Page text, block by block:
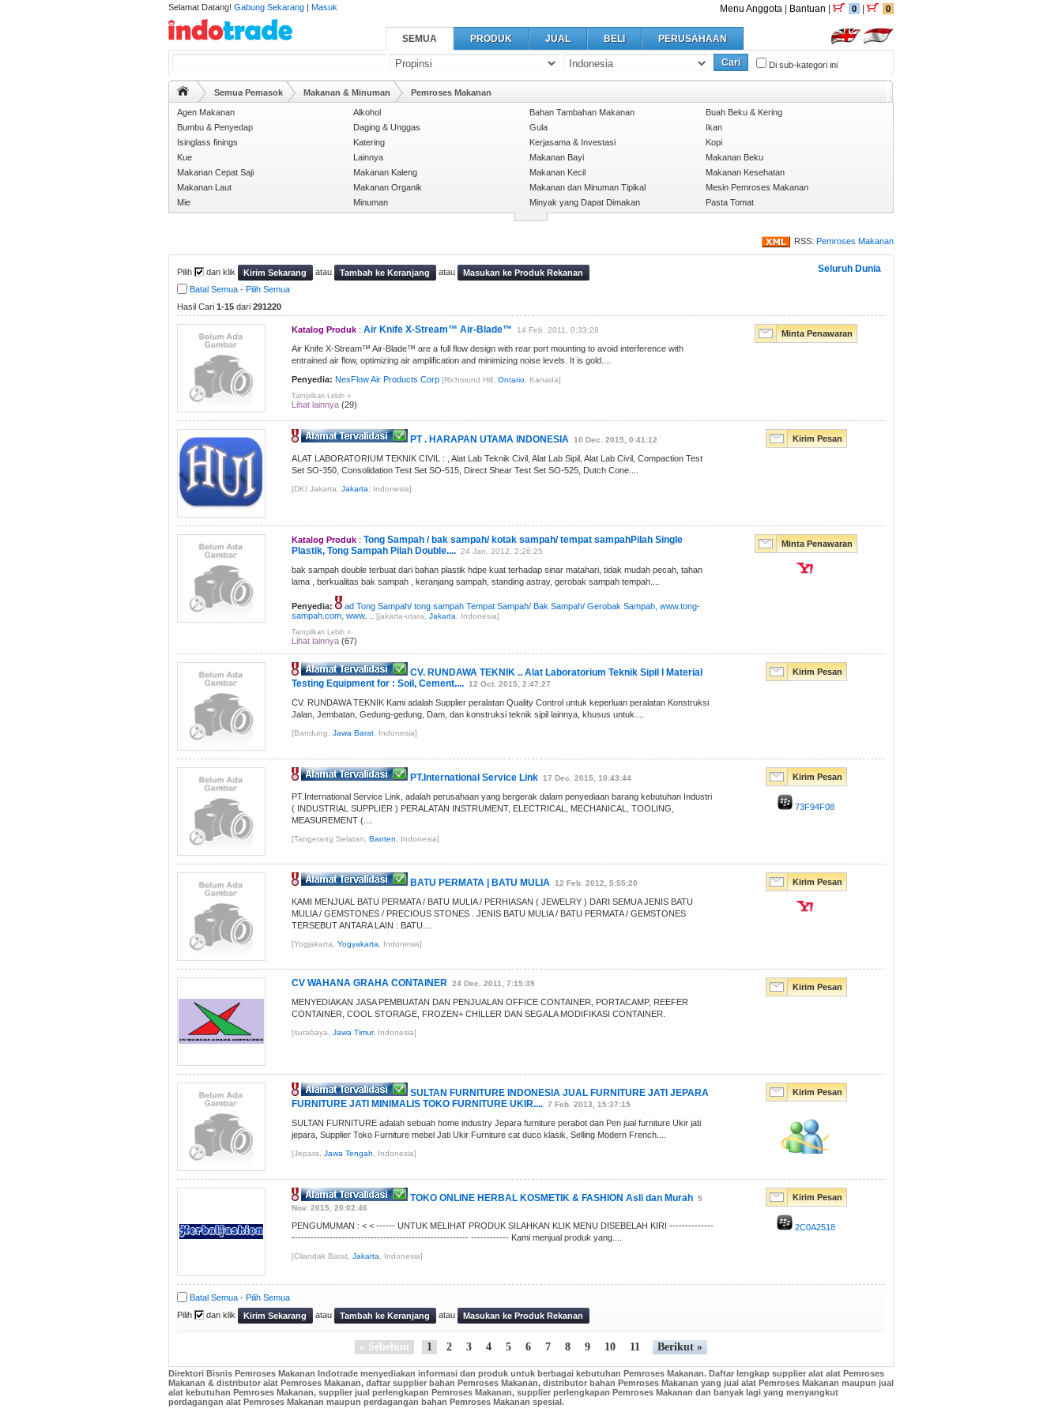
Selamat Datang! Gabung Sekarang | Masuk Menu Anggota Bantuan 0 0
SEMUA PRODUK JUAL BELI PERUSAHAAN
Cari Di sub-kategori ini
Semua Pemasok Makanan & Minuman Pemroses Makanan
Agen Makanan Alkohol Bahan Tambahan Makanan
Buah Beku & Kering
Bumbu & Penyedap
Daging & Unggas Gula
Ikan
Isinglass finings
Katering Kerjasama & Investasi
Kopi
Kue
Lainnya Makanan Bayi
Makanan Beku
Makanan Cepat Saji
Makanan Kaleng Makanan Kecil
Makanan Kesehatan
Makanan Laut
Makanan Organik Makanan dan Minuman Tipikal
Mesin Pemroses Makanan
Mie
Minuman Minyak yang Dapat Dimakan Pasta Tomat
RSS: Pemroses Makanan
Seluruh Dunia
Pilih dan klik Kirim Sekarang atau Tambah ke Keranjang atau
Masukan ke Produk Rekanan
Batal Semua - Pilih Semua
Hasil Cari 1-15 dari 291220
Minta Penawaran
Katalog Produk : Air Knife X-Stream™ Air-Blade™ 14 Feb. 2011, 0:33:28
Air Knife X-Stream™ Air-Blade™ are a full flow design with rear port mounting to avoid interference with
entrained air flow, optimizing air amplification and minimizing noise levels. It is gold....
Penyedia: NexFlow Air Products Corp [Richmond Hill, Ontario , Kanada]
Tampilkan Lebih »
Lihat lainnya (29)
Kirim Pesan
PT . HARAPAN UTAMA INDONESIA 10 Dec. 2015, 0:41:12
ALAT LABORATORIUM TEKNIK CIVIL : , Alat Lab Teknik Civil, Alat Lab Sipil, Alat Lab Civil, Compaction Test
Set SO-350, Consolidation Test Set SO-515, Direct Shear Test Set SO-525, Dutch Cone....
[DKI Jakarta, Jakarta , Indonesia]
Minta Penawaran
Katalog Produk : Tong Sampah / bak sampah/ kotak sampah/ tempat sampahPilah Single
Plastik, Tong Sampah Pilah Double.... 24 Jan. 2012, 2:26:25
bak sampah double terbuat dari bahan plastik hdpe kuat terhadap sinar matahari, tidak mudah pecah, tahan
lama , berkualitas bak sampah , keranjang sampah, standing astray, gerobak sampah tempah....
Penyedia:
ad Tong Sampah/ tong sampah Tempat Sampah/ Bak Sampah/ Gerobak Sampah, www.tong-
sampah.com, www....
[jakarta-utara, Jakarta , Indonesia]
Tampilkan Lebih »
Lihat lainnya (67)
Kirim Pesan
CV. RUNDAWA TEKNIK .. Alat Laboratorium Teknik Sipil l Material
Testing Equipment for : Soil, Cement.... 12 Oct. 2015, 2:47:27
CV. RUNDAWA TEKNIK Kami adalah Supplier peralatan Quality Control untuk keperluan peralatan Konstruksi
Jalan, Jembatan, Gedung-gedung, Dam, dan konstruksi teknik sipil lainnya, khusus untuk....
[Bandung, Jawa Barat , Indonesia]
Kirim Pesan
73F94F08
PT.International Service Link 17 Dec. 2015, 10:43:44
PT.International Service Link, adalah perusahaan yang bergerak dalam penyediaan barang kebutuhan Industri
( INDUSTRIAL SUPPLIER ) PERALATAN INSTRUMENT, ELECTRICAL, MECHANICAL, TOOLING,
MEASUREMENT (....
[Tangerang Selatan, Banten , Indonesia]
Kirim Pesan
BATU PERMATA | BATU MULIA 12 Feb. 2012, 5:55:20
KAMI MENJUAL BATU PERMATA / BATU MULIA / PERHIASAN ( JEWELRY ) DARI SEMUA JENIS BATU
MULIA / GEMSTONES / PRECIOUS STONES . JENIS BATU MULIA / BATU PERMATA / GEMSTONES
TERSEBUT ANTARA LAIN : BATU....
[Yogjakarta, Yogyakarta , Indonesia]
Kirim Pesan
CV WAHANA GRAHA CONTAINER 24 Dec. 2011, 7:15:39
MENYEDIAKAN JASA PEMBUATAN DAN PENJUALAN OFFICE CONTAINER, PORTACAMP, REEFER
CONTAINER, COOL STORAGE, FROZEN+ CHILLER DAN SEGALA MODIFIKASI CONTAINER.
[surabaya, Jawa Timur, Indonesia]
Kirim Pesan
SULTAN FURNITURE INDONESIA JUAL FURNITURE JATI JEPARA
FURNITURE JATI MINIMALIS TOKO FURNITURE UKIR.... 7 Feb. 2013, 15:37:15
SULTAN FURNITURE adalah sebuah home industry Jepara furniture perabot dan Pen jual furniture Ukir jati
jepara, Supplier Toko Furniture mebel Jati Ukir Furniture cat duco klasik, Selling Modern French....
[Jepara, Jawa Tengah , Indonesia]
Kirim Pesan
2C0A2518
TOKO ONLINE HERBAL KOSMETIK & FASHION Asli dan Murah 5
Nov. 2015, 20:02:46
PENGUMUMAN : < < ------ UNTUK MELIHAT PRODUK SILAHKAN KLIK MENU DISEBELAH KIRI --------------
-------------------------------------------------------- ------------ Kami menjual produk yang....
[Cilandak Barat, Jakarta , Indonesia]
Batal Semua - Pilih Semua
Pilih
dan klik Kirim Sekarang atau Tambah ke Keranjang atau Masukan ke Produk Rekanan
« Sebelum 1 2 3 4 5 6 7 8 9 10 11 Berikut »
Direktori Bisnis Pemroses Makanan Indotrade menyediakan informasi dan produk untuk berbagai kebutuhan Pemroses Makanan. Daftar lengkap supplier alat alat Pemroses
Makanan & distributor alat Pemroses Makanan, daftar supplier bahan Pemroses Makanan, distributor bahan Pemroses Makanan yang jual alat Pemroses Makanan maupun jual
alat kebutuhan Pemroses Makanan, supplier jual perlengkapan Pemroses Makanan, supplier perlengkapan Pemroses Makanan dan banyak lagi yang menyangkut
perdagangan alat Pemroses Makanan maupun perdagangan bahan Pemroses Makanan spesial.